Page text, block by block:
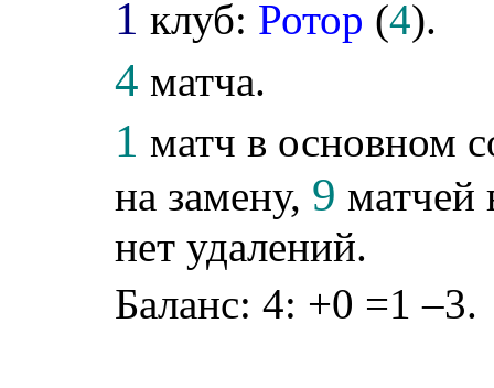
1 клуб: Ротор (4).
4 матча.
1 матч в основном
на замену, 9 матчей
нет удалений.
Баланс: 4: +0 =1 –3.